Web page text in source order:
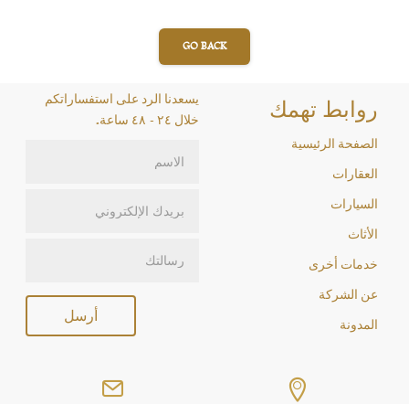
GO BACK
روابط تهمك
الصفحة الرئيسية
العقارات
السيارات
الأثاث
خدمات أخرى
عن الشركة
المدونة
يسعدنا الرد على استفساراتكم
خلال ٢٤ - ٤٨ ساعة.
أرسل

